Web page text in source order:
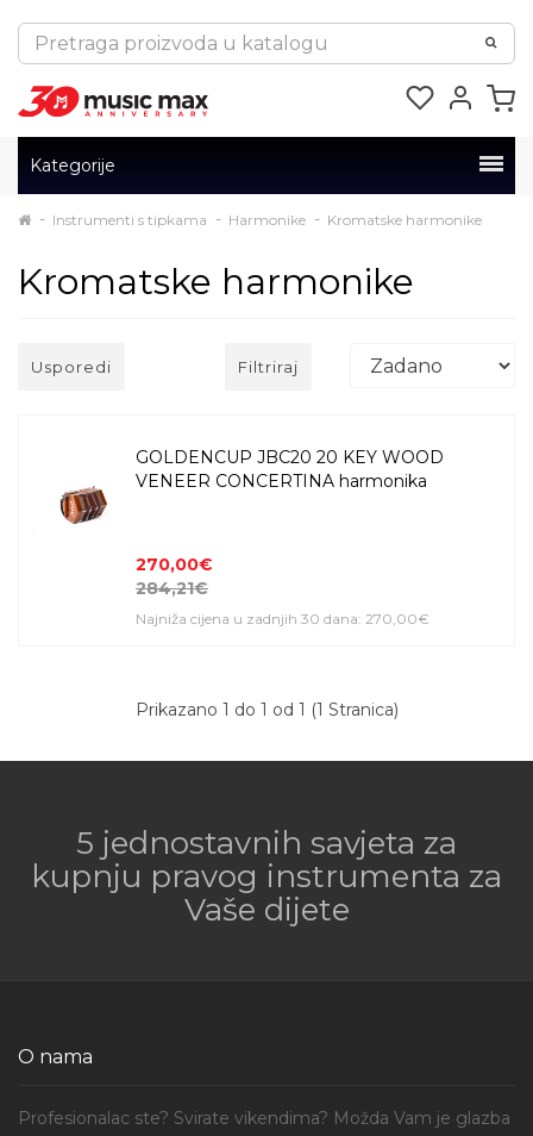
Kategorije
Instrumenti s tipkama Harmonike Kromatske harmonike
Kromatske harmonike
Usporedi Filtriraj
GOLDENCUP JBC20 20 KEY WOOD
VENEER CONCERTINA harmonika
270,00€
284,21€
Najniža cijena u zadnjih 30 dana: 270,00€
Prikazano 1 do 1 od 1 (1 Stranica)
5 jednostavnih savjeta za
kupnju pravog instrumenta za
Vaše dijete
O nama
Profesionalac ste? Svirate vikendima? Možda Vam je glazba